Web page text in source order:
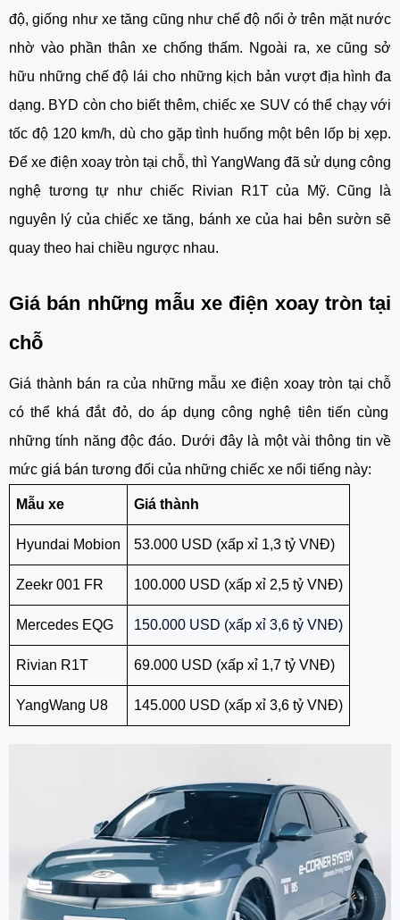
độ, giống như xe tăng cũng như chế độ nổi ở trên mặt nước
nhờ vào phần thân xe chống thấm. Ngoài ra, xe cũng sở
hữu những chế độ lái cho những kịch bản vượt địa hình đa
dạng. BYD còn cho biết thêm, chiếc xe SUV có thể chạy với
tốc độ 120 km/h, dù cho gặp tình huống một bên lốp bị xẹp.
Để xe điện xoay tròn tại chỗ, thì YangWang đã sử dụng công
nghệ tương tự như chiếc Rivian R1T của Mỹ. Cũng là
nguyên lý của chiếc xe tăng, bánh xe của hai bên sườn sẽ
quay theo hai chiều ngược nhau.
Giá bán những mẫu xe điện xoay tròn tại
chỗ
Giá thành bán ra của những mẫu xe điện xoay tròn tại chỗ
có thể khá đắt đỏ, do áp dụng công nghệ tiên tiến cùng
những tính năng độc đáo. Dưới đây là một vài thông tin về
mức giá bán tương đối của những chiếc xe nổi tiếng này:
Mẫu xe Giá thành
Hyundai Mobion 53.000 USD (xấp xỉ 1,3 tỷ VNĐ)
Zeekr 001 FR 100.000 USD (xấp xỉ 2,5 tỷ VNĐ)
Mercedes EQG 150.000 USD (xấp xỉ 3,6 tỷ VNĐ)
Rivian R1T 69.000 USD (xấp xỉ 1,7 tỷ VNĐ)
YangWang U8 145.000 USD (xấp xỉ 3,6 tỷ VNĐ)